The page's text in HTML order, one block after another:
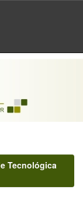
Tecnológica